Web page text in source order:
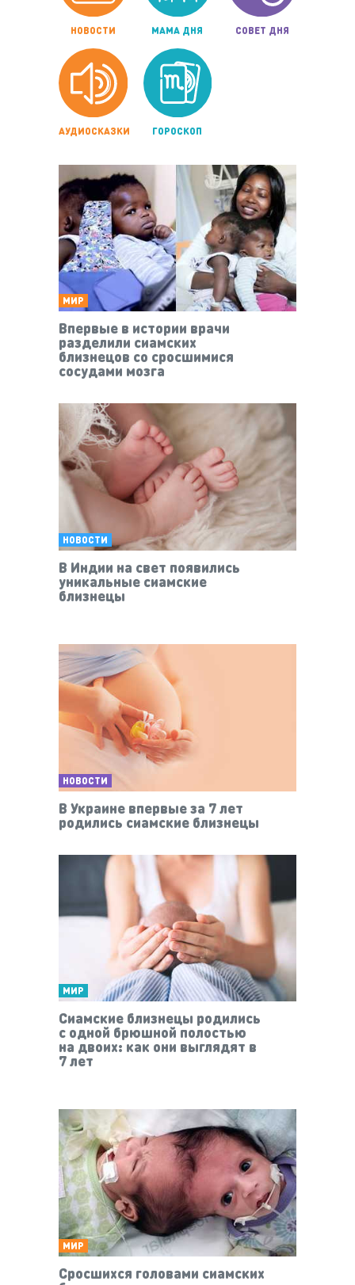
НОВОСТИ МАМА ДНЯ СОВЕТ ДНЯ
АУДИОСКАЗКИ ГОРОСКОП
МИР
Впервые в истории врачи
разделили сиамских
близнецов со сросшимися
сосудами мозга
НОВОСТИ
В Индии на свет появились
уникальные сиамские
близнецы
НОВОСТИ
В Украине впервые за 7 лет
родились сиамские близнецы
МИР
Сиамские близнецы родились
с одной брюшной полостью
на двоих: как они выглядят в
7 лет
МИР
Сросшихся головами сиамских